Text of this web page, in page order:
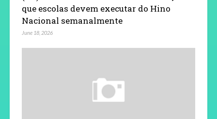
que escolas devem executar do Hino
Nacional semanalmente
June 18, 2026